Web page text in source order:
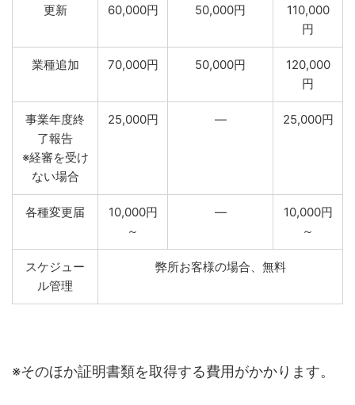
更新 60,000円 50,000円
110,000
円
業種追加 70,000円 50,000円
120,000
円
事業年度終
了報告
※経審を受け
ない場合
25,000円 ― 25,000円
各種変更届
10,000円
～
―
10,000円
～
スケジュー
ル管理
弊所お客様の場合、無料
※そのほか証明書類を取得する費用がかかります。